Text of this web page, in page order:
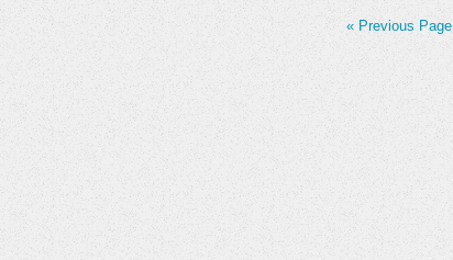
« Previous Page